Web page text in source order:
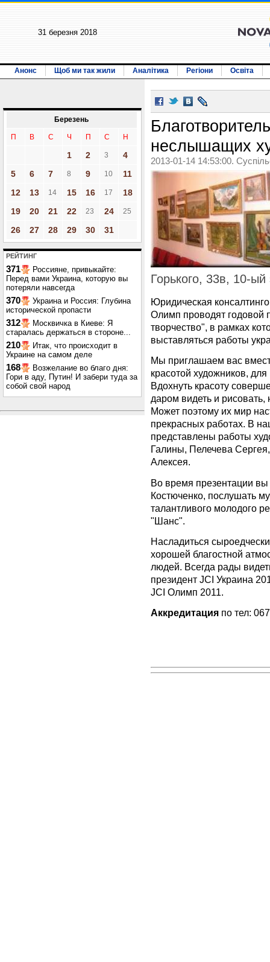
31 березня 2018
Анонс Щоб ми так жили Аналітика Регіони Освіта
Березень
П В С Ч П С Н
1 2 3
4
5
6 7 8 9 10
11
12
13 14 15 16 17
18
19
20 21 22 23 24 25
26 27 28 29 30 31
РЕЙТИНГ
371
Россияне, привыкайте:
Перед вами Украина, которую вы
потеряли навсегда
370
Украина и Россия: Глубина
исторической пропасти
312
Москвичка в Киеве: Я
старалась держаться в стороне...
210
Итак, что происходит в
Украине на самом деле
168
Возжелание во благо дня:
Гори в аду, Путин! И забери туда за
собой свой народ
неслышащих
2013-01-14 14:53:00.
Горького, 33в, 10-ый
Юридическая
Олимп проводят годовой
творчество", в рамках
выставляться работы
Мы приглашаем вас
красотой художников,
Вдохнуть красоту
даром видеть и
Может поэтому их мир
прекрасных работах. В
представлены работы
Галины, Пелечева
Алексея.
Во время презентации
Костюченко, послушать
талантливого молодого
"Шанс".
Насладиться
хорошей благостной
людей. Всегда рады
президент JCI Украина
JCI Олимп 2011.
Аккредитация по тел: